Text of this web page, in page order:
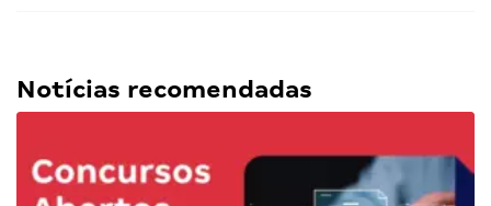
Notícias recomendadas